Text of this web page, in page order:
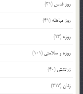
روز قدس (31)
روز مباهله (41)
روزه (93)
روزه و سلامتی (101)
زرتشتی (40)
زنان(317)